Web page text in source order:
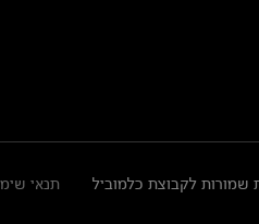
שמורות לקבוצת כלמוביל תנאי